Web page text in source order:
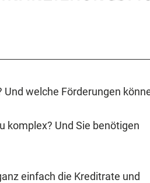
welche Förderungen
komplex? Und Sie benötigen
einfach die Kreditrate und